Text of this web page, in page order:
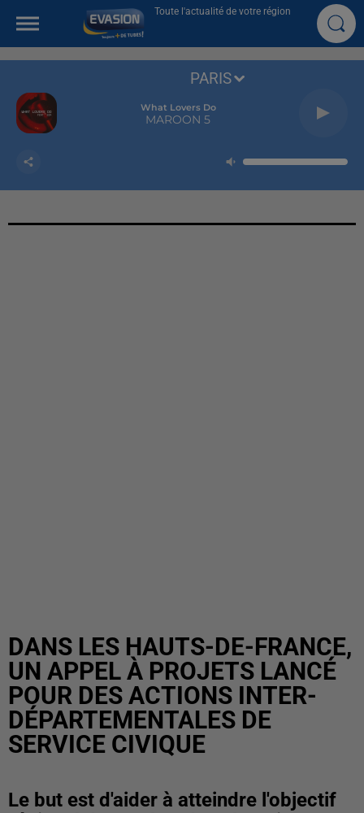
Toute l'actualité de votre région
What Lovers Do
MAROON 5
PARIS
DANS LES HAUTS-DE-FRANCE,
UN APPEL À PROJETS LANCÉ
POUR DES ACTIONS INTER-
DÉPARTEMENTALES DE
SERVICE CIVIQUE
Le but est d'aider à atteindre l'objectif